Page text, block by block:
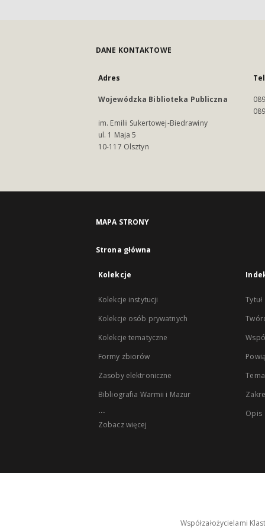
DANE KONTAKTOWE
Adres
Wojewódzka Biblioteka Publiczna
im. Emilii Sukertowej-Biedrawiny
ul. 1 Maja 5
10-117 Olsztyn
MAPA STRONY
Strona główna
Kolekcje
Kolekcje instytucji
Kolekcje osób prywatnych
Kolekcje tematyczne
Formy zbiorów
Zasoby elektroniczne
Bibliografia Warmii i Mazur
...
Zobacz więcej
Tytuł
Opis
Współzałożycielami